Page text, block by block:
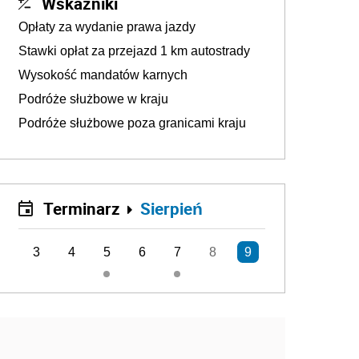
Opłaty za wydanie prawa jazdy
Stawki opłat za przejazd 1 km autostrady
Wysokość mandatów karnych
Podróże służbowe w kraju
Podróże służbowe poza granicami kraju
Terminarz Sierpień
3 4 5 6 7 8 9